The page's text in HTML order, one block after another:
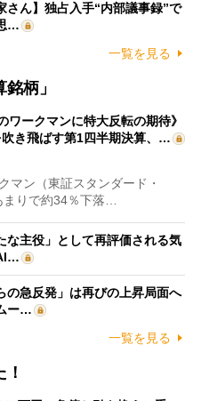
さん】独占入手“内部議事録”で
…
一覧を見る
柄」
ワークマンに特大反転の期待》
き飛ばす第1四半期決算、…
ン（東証スタンダード・
りで約34％下落…
な主役」として再評価される気
の急反発」は再びの上昇局面へ
ー…
一覧を見る